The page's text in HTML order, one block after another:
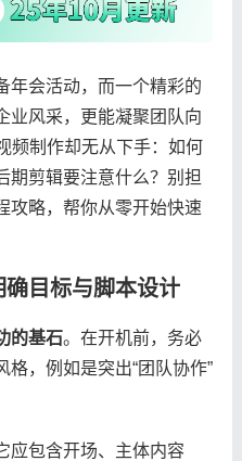
年会活动，而一个精彩的
业风采，更能凝聚团队向
频制作却无从下手：如何
期剪辑要注意什么？别担
攻略，帮你从零开始快速
目标与脚本设计
的基石​​。在开机前，务必
，例如是突出“团队协作”
应包含开场、主体内容